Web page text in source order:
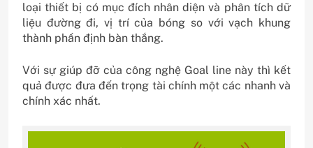
loại thiết bị có mục đích nhân diện và phân tích dữ
liệu đường đi, vị trí của bóng so với vạch khung
thành phần định bàn thắng.
Với sự giúp đỡ của công nghệ Goal line này thì kết
quả được đưa đến trọng tài chính một các nhanh và
chính xác nhất.